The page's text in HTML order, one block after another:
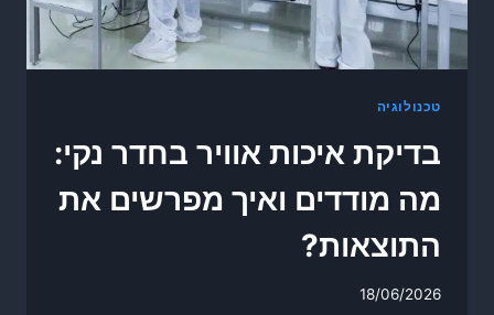
טכנולוגיה
בדיקת איכות אוויר בחדר נקי:
מה מודדים ואיך מפרשים את
התוצאות?
18/06/2026